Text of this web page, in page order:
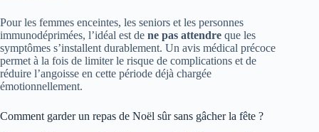
Pour les femmes enceintes, les seniors et les personnes
immunodéprimées, l’idéal est de ne pas attendre que les
symptômes s’installent durablement. Un avis médical précoce
permet à la fois de limiter le risque de complications et de
réduire l’angoisse en cette période déjà chargée
émotionnellement.
Comment garder un repas de Noël sûr sans gâcher la fête ?